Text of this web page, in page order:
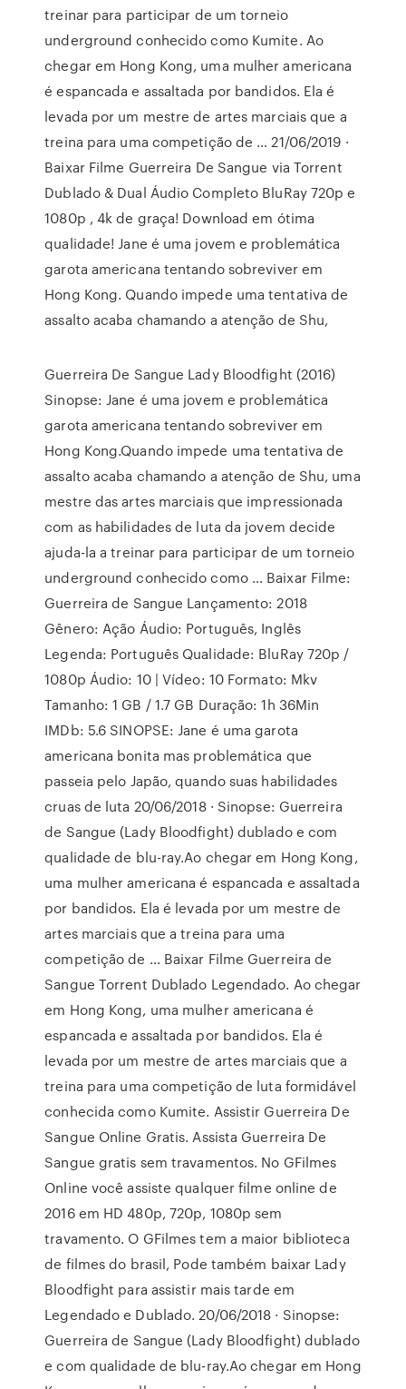
treinar para participar de um torneio
underground conhecido como Kumite. Ao
chegar em Hong Kong, uma mulher americana
é espancada e assaltada por bandidos. Ela é
levada por um mestre de artes marciais que a
treina para uma competição de … 21/06/2019 ·
Baixar Filme Guerreira De Sangue via Torrent
Dublado & Dual Áudio Completo BluRay 720p e
1080p , 4k de graça! Download em ótima
qualidade! Jane é uma jovem e problemática
garota americana tentando sobreviver em
Hong Kong. Quando impede uma tentativa de
assalto acaba chamando a atenção de Shu,
Guerreira De Sangue Lady Bloodfight (2016)
Sinopse: Jane é uma jovem e problemática
garota americana tentando sobreviver em
Hong Kong.Quando impede uma tentativa de
assalto acaba chamando a atenção de Shu, uma
mestre das artes marciais que impressionada
com as habilidades de luta da jovem decide
ajuda-la a treinar para participar de um torneio
underground conhecido como … Baixar Filme:
Guerreira de Sangue Lançamento: 2018
Gênero: Ação Áudio: Português, Inglês
Legenda: Português Qualidade: BluRay 720p /
1080p Áudio: 10 | Vídeo: 10 Formato: Mkv
Tamanho: 1 GB / 1.7 GB Duração: 1h 36Min
IMDb: 5.6 SINOPSE: Jane é uma garota
americana bonita mas problemática que
passeia pelo Japão, quando suas habilidades
cruas de luta 20/06/2018 · Sinopse: Guerreira
de Sangue (Lady Bloodfight) dublado e com
qualidade de blu-ray.Ao chegar em Hong Kong,
uma mulher americana é espancada e assaltada
por bandidos. Ela é levada por um mestre de
artes marciais que a treina para uma
competição de … Baixar Filme Guerreira de
Sangue Torrent Dublado Legendado. Ao chegar
em Hong Kong, uma mulher americana é
espancada e assaltada por bandidos. Ela é
levada por um mestre de artes marciais que a
treina para uma competição de luta formidável
conhecida como Kumite. Assistir Guerreira De
Sangue Online Gratis. Assista Guerreira De
Sangue gratis sem travamentos. No GFilmes
Online você assiste qualquer filme online de
2016 em HD 480p, 720p, 1080p sem
travamento. O GFilmes tem a maior biblioteca
de filmes do brasil, Pode também baixar Lady
Bloodfight para assistir mais tarde em
Legendado e Dublado. 20/06/2018 · Sinopse:
Guerreira de Sangue (Lady Bloodfight) dublado
e com qualidade de blu-ray.Ao chegar em Hong